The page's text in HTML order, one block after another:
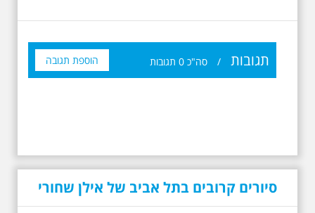
תגובות / סה"כ 0 תגובות הוספת תגובה
סיורים קרובים בתל אביב של אילן שחורי